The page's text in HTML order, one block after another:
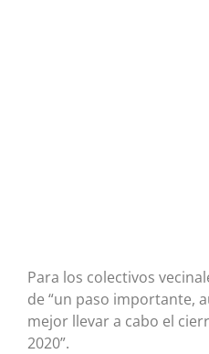
Para los colectivos
de “un paso importante,
mejor llevar a cabo el
2020”.